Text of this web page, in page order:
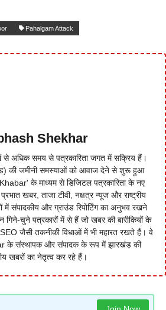
Pahalgam Attack
Shekhar
से अधिक समय से पत्रकारिता जगत में सक्रिय हैं।
की जमीनी समस्याओं को आवाज देने से शुरू हुआ
के माध्यम से डिजिटल पत्रकारिता के नए
खबर, ताजा टीवी, नक्षत्र न्यूज और राष्ट्रीय
में संपादकीय और ग्राउंड रिपोर्टिंग का अनुभव रखने
चुने पत्रकारों में से हैं जो खबर की बारीकियों के
जैसी तकनीकी विधाओं में भी महारत रखते हैं। वे
के संस्थापक और संपादक के रूप में झारखंड की
खबरों का नेतृत्व कर रहे हैं।